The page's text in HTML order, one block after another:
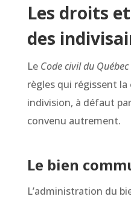
Les droits
des
Le Code civil du Québec
règles qui régissent
indivision, à défaut
convenu autrement.
Le bien
L’administration du